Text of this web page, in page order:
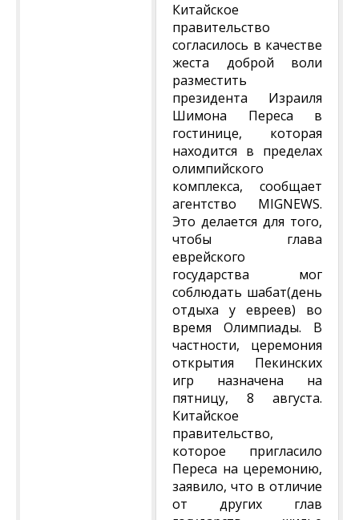
Китайское
правительство
согласилось в качестве
жеста доброй воли
разместить
президента Израиля
Шимона Переса в
гостинице, которая
находится в пределах
олимпийского
комплекса, сообщает
агентство MIGNEWS.
Это делается для того,
чтобы глава
еврейского
государства мог
соблюдать шабат(день
отдыха у евреев) во
время Олимпиады. В
частности, церемония
открытия Пекинских
игр назначена на
пятницу, 8 августа.
Китайское
правительство,
которое пригласило
Переса на церемонию,
заявило, что в отличие
от других глав